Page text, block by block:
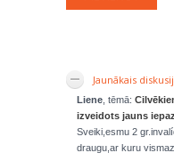
Jaunākais
Liene , tēmā:
izveidots jauns
Sveiki,esmu 2
draugu,ar kuru